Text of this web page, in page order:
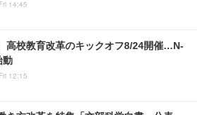
14:45
高校教育改革のキックオフ8/24開催…N-
動
12:15